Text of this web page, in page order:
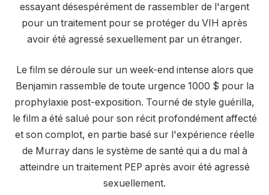
essayant désespérément de rassembler de l'argent
pour un traitement pour se protéger du VIH après
avoir été agressé sexuellement par un étranger.
Le film se déroule sur un week-end intense alors que
Benjamin rassemble de toute urgence 1000 $ pour la
prophylaxie post-exposition. Tourné de style guérilla,
le film a été salué pour son récit profondément affecté
et son complot, en partie basé sur l'expérience réelle
de Murray dans le système de santé qui a du mal à
atteindre un traitement PEP après avoir été agressé
sexuellement.